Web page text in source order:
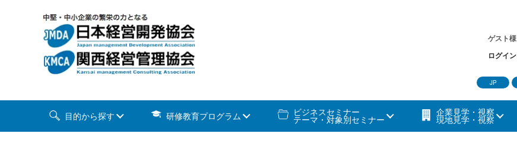
ゲスト様
ログイン
JP
目的から探す 研修教育プログラム ビジネスセミナー
テーマ・対象別セミナー
企業見学・視察
現地見学・視察